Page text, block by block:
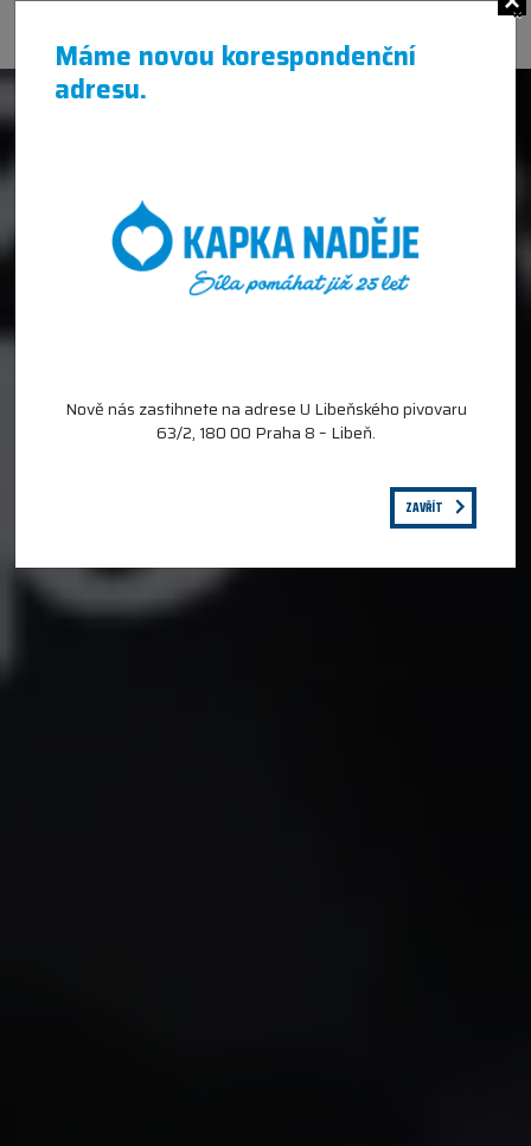
Máme novou korespondenční
adresu.
×
Nově nás zastihnete na adrese U Libeňského pivovaru
63/2, 180 00 Praha 8 – Libeň.
ZAVŘÍT